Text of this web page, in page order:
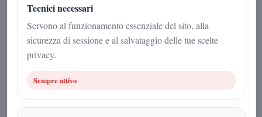
23 giugno 2026
2min | Cronaca
Tecnici necessari
Servono al funzionamento essenziale del sito, alla
sicurezza di sessione e al salvataggio delle tue scelte
privacy.
Sempre attivo